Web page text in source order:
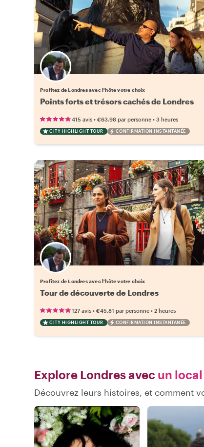
Choisissez votre local favori
Profitez de Londres avec l'hôte votre choix
Points forts et trésors cachés de Londres
415 avis • €63.98 par personne • 3 heures
CITY HIGHLIGHT TOUR CONFIRMATION INSTANTANÉE
Choisissez votre local favori
Profitez de Londres avec l'hôte votre choix
Tour de découverte de Londres
127 avis • €45.81 par personne • 2 heures
CITY HIGHLIGHT TOUR CONFIRMATION INSTANTANÉE
Explore Londres avec un
Découvrez leurs histoires, et comment